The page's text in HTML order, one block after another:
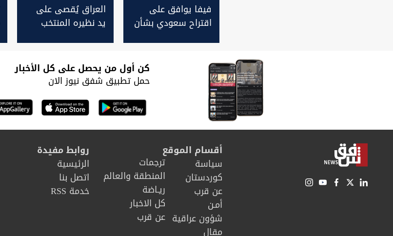
فيفا يوافق على
اقتراح سعودي بشأن
العراق يُقصى على
يد نظيره المنتخب
الصالات
كن أول من يحصل على كل الأخبار
حمل تطبيق شفق نيوز الان
أقسام الموقع
سیاسة
كوردستان
عن قرب
أمـن
شؤون عراقية
مقال
ترجمات
المنطقة والعالم
ريـاضة
كل الاخبار
عن قرب
روابط مفيدة
الرئيسية
اتصل بنا
خدمة RSS